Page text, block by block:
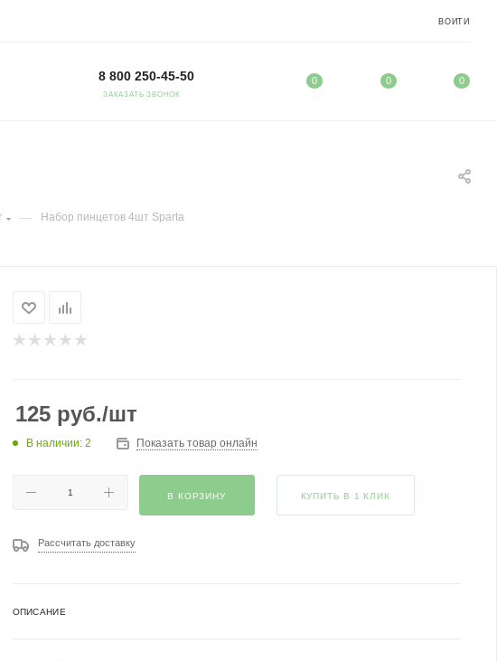
ВОЙТИ
8 800 250-45-50
ЗАКАЗАТЬ ЗВОНОК
0 0 0
— Набор пинцетов 4шт Sparta
125руб./шт
В наличии: 2 Показать товар онлайн
В КОРЗИНУ КУПИТЬ В 1 КЛИК
Рассчитать доставку
ОПИСАНИЕ